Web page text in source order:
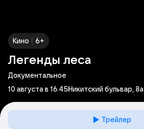
Кино | 6+
Легенды леса
Документальное
10 августа в 16.45Никитский бульвар, 8а
Трейлер